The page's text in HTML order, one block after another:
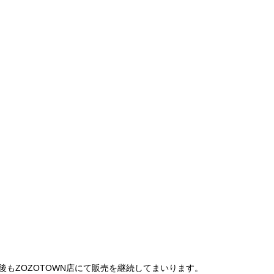
ZOZOTOWN店にて販売を継続してまいります。